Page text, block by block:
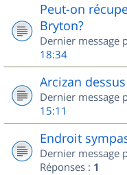
Peut-on
Bryton?
Dernier message
18:34
Arcizan
Dernier message
15:11
Endroit
Dernier message
Réponses : 1